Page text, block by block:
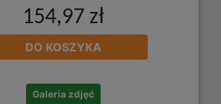
154,97 zł
DO KOSZYKA
Galeria zdjęć